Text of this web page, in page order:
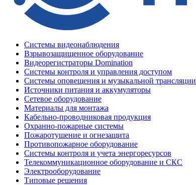
Системы видеонаблюдения
Взрывозащищенное оборудование
Видеорегистраторы Domination
Системы контроля и управления доступом
Системы оповещения и музыкальной трансляции
Источники питания и аккумуляторы
Сетевое оборудование
Материалы для монтажа
Кабельно-проводниковая продукция
Охранно-пожарные системы
Пожаротушение и огнезащита
Противопожарное оборудование
Системы контроля и учета энергоресурсов
Телекоммуникационное оборудование и СКС
Электрооборудование
Типовые решения